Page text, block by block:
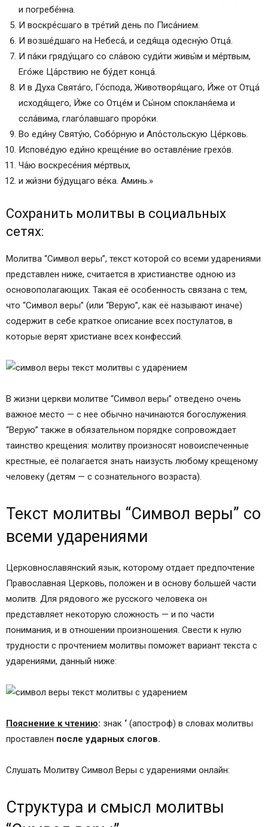
и погребе́нна.
И воскре́сшаго в тре́тий день по Писа́нием.
И возше́дшаго на Небеса́, и седя́ща одесну́ю Отца́.
И па́ки гряду́щаго со сла́вою суди́ти живы́м и ме́ртвым,
Его́же Ца́рствию не бу́дет конца́.
И в Д́уха Свята́го, Го́спода, Животворя́щаго, И́же от Отца́
исходя́щего, И́же со Отце́м и Сы́ном спокланя́ема и
ссла́вима, глаго́лавшаго проро́ки.
Во еди́ну Святу́ю, Собо́рную и Апо́стольскую Це́рковь.
Испове́дую еди́но креще́ние во оставле́ние грехо́в.
Ча́ю воскресе́ния ме́ртвых,
и жи́зни бу́дущаго ве́ка. Аминь.»
Сохранить молитвы в социальных
сетях:
Молитва “Символ веры”, текст которой со всеми ударениями
представлен ниже, считается в христианстве одною из
основополагающих. Такая её особенность связана с тем,
что “Символ веры” (или “Верую”, как её называют иначе)
содержит в себе краткое описание всех постулатов, в
которые верят христиане всех конфессий.
В жизни церкви молитве “Символ веры” отведено очень
важное место — с нее обычно начинаются богослужения.
“Верую” также в обязательном порядке сопровождает
таинство крещения: молитву произносят новоиспеченные
крестные, её полагается знать наизусть любому крещеному
человеку (детям — с сознательного возраста).
Текст молитвы “Символ веры” со
всеми ударениями
Церковнославянский язык, которому отдает предпочтение
Православная Церковь, положен и в основу большей части
молитв. Для рядового же русского человека он
представляет некоторую сложность — и по части
понимания, и в отношении произношения. Свести к нулю
трудности с прочтением молитвы поможет вариант текста с
ударениями, данный ниже:
Пояснение к чтению: знак ‘ (апостроф) в словах молитвы
проставлен после ударных слогов.
Слушать Молитву Символ Веры с ударениями онлайн:
Структура и смысл молитвы